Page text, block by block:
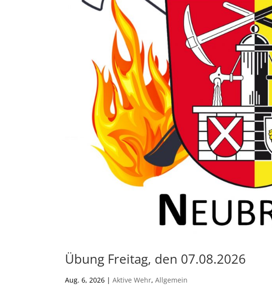
Übung Freitag, den 07.08.2026
Aug. 6, 2026 |Aktive Wehr,Allgemein